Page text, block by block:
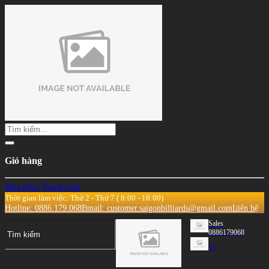
Giỏ hàng
Mua thêm Thanh toán
Thời gian làm việc: Thứ 2 - Thứ 7 ( 8:00 - 18:00)
Hotline: 0886.179.068Email: customer.saigonbilliards@gmail.comLiên hệ
Sales
0886179068
0